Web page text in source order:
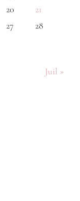
20
21
27
28
Juil »